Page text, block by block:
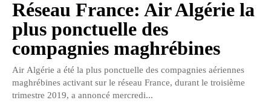
Réseau France: Air Algérie la
plus ponctuelle des
compagnies maghrébines
Air Algérie a été la plus ponctuelle des compagnies aériennes
maghrébines activant sur le réseau France, durant le troisième
trimestre 2019, a annoncé mercredi...